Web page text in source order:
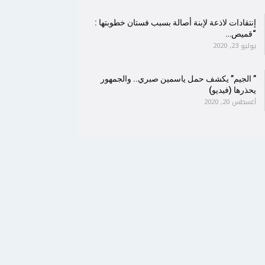
إنتقادات لاذعة لإبنة أصالة بسبب فستان خطوبتها :
“قميص…
يوليو 23, 2020
” الجيم” يكشف حمل ياسمين صبري.. والجمهور
يحذرها (فيديو)
أغسطس 20, 2020